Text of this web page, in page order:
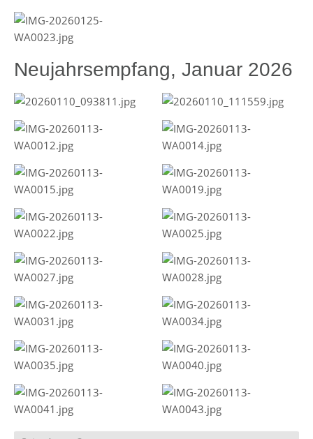
Neujahrsempfang, Januar 2026